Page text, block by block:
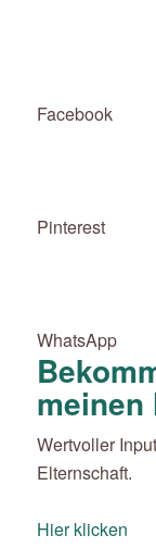
Facebook
Pinterest
WhatsApp
meinen
Wertvoller
Elternschaft.
Hier klicken